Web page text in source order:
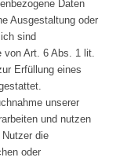
Daten
Ausgestaltung oder
sind
von Art. 6 Abs. 1 lit.
Erfüllung eines
unserer
und nutzen
die
oder